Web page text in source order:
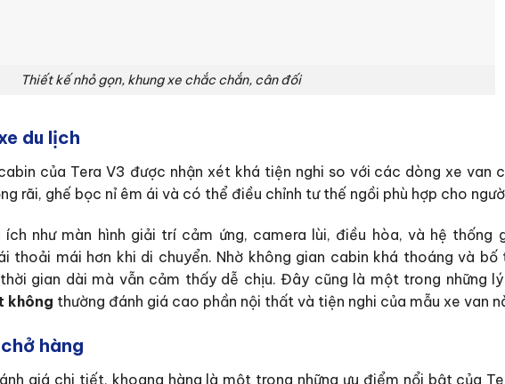
Thiết kế nhỏ gọn, khung xe chắc chắn, cân đối
du lịch
của Tera V3 được nhận xét khá tiện nghi so với các dòng xe van
rãi, ghế bọc nỉ êm ái và có thể điều chỉnh tư thế ngồi phù hợp cho
như màn hình giải trí cảm ứng, camera lùi, điều hòa, và hệ thống
thoải mái hơn khi di chuyển. Nhờ không gian cabin khá thoáng và bố
gian dài mà vẫn cảm thấy dễ chịu. Đây cũng là một trong những
không thường đánh giá cao phần nội thất và tiện nghi của mẫu xe van
hàng
giá chi tiết, khoang hàng là một trong những ưu điểm nổi bật của